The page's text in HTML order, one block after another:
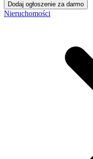
Dodaj ogłoszenie za darmo
Nieruchomości